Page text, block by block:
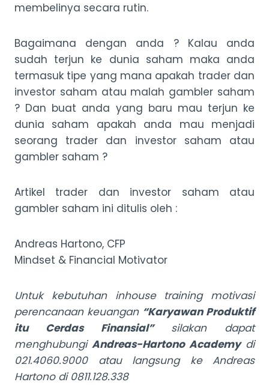
membelinya secara rutin.
Bagaimana dengan anda ? Kalau anda
sudah terjun ke dunia saham maka anda
termasuk tipe yang mana apakah trader dan
investor saham atau malah gambler saham
? Dan buat anda yang baru mau terjun ke
dunia saham apakah anda mau menjadi
seorang trader dan investor saham atau
gambler saham ?
Artikel trader dan investor saham atau
gambler saham ini ditulis oleh :
Andreas Hartono, CFP
Mindset & Financial Motivator
Untuk kebutuhan inhouse training motivasi
perencanaan keuangan “Karyawan Produktif
itu Cerdas Finansial”silakan dapat
menghubungi Andreas-Hartono Academydi
021.4060.9000 atau langsung ke Andreas
Hartono di 0811.128.338